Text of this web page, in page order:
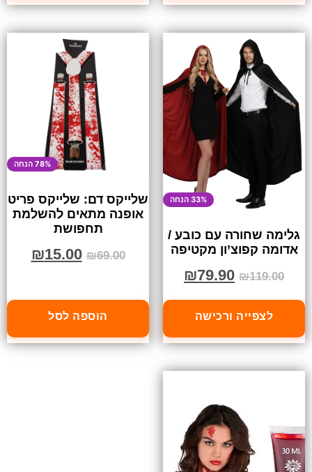
33% הנחה
גלימה שחורה עם כובע /
אדומה קפוצ’ון מקטיפה
₪119.00
₪79.90
לצפייה ורכישה
78% הנחה
שלייקס דם: שלייקס פריט
אופנה מתאים להשלמת
תחפושת
₪69.00
₪15.00
הוספה לסל